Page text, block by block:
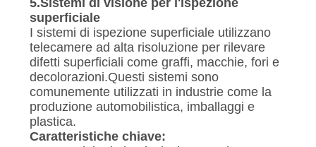
superficiale
I sistemi di ispezione superficiale utilizzano
telecamere ad alta risoluzione per rilevare
difetti superficiali come graffi, macchie, fori e
decolorazioni.Questi sistemi sono
comunemente utilizzati in industrie come la
produzione automobilistica, imballaggi e
plastica.
Caratteristiche chiave: